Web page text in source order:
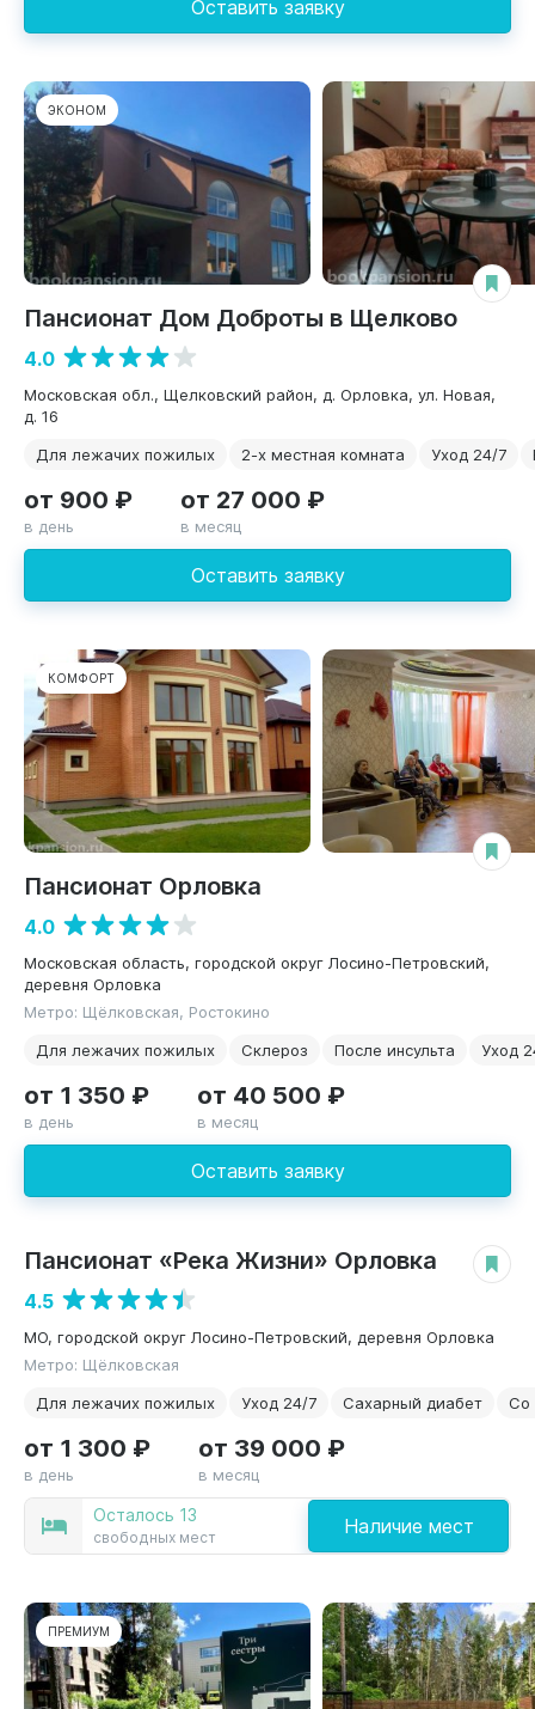
Оставить заявку
ЭКОНОМ
Пансионат Дом Доброты в Щелково
4.0
Московская обл., Щелковский район, д. Орловка, ул. Новая,
д. 16
Для лежачих пожилых
2-х местная комната Уход 24/7
Оставить заявку
от 900 ₽
в день
от 27 000 ₽
в месяц
КОМФОРТ
Пансионат Орловка
4.0
Московская область, городской округ Лосино-Петровский,
деревня Орловка
Метро: Щёлковская, Ростокино
Для лежачих пожилых
Склероз После инсульта Уход
Оставить заявку
от 1 350 ₽
в день
от 40 500 ₽
в месяц
ЭКОНОМ
Пансионат «Река Жизни» Орловка
4.5
МО, городской округ Лосино-Петровский, деревня Орловка
Метро: Щёлковская
Для лежачих пожилых
Уход 24/7 Сахарный диабет Со
Осталось 13
свободных мест Наличие мест
от 1 300 ₽
в день
от 39 000 ₽
в месяц
ПРЕМИУМ